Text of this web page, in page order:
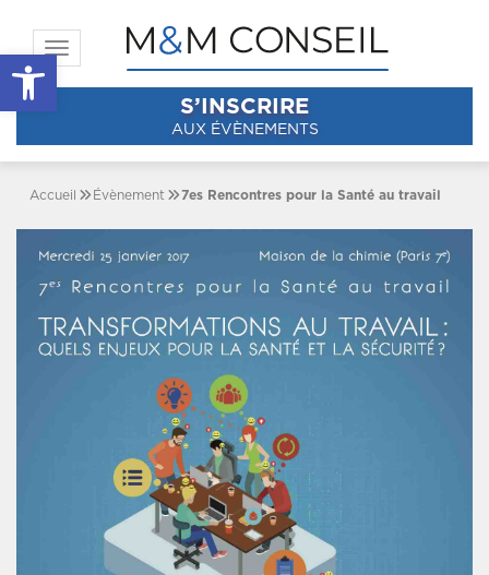
Ouvrir la barre d’outils
Toggle navigation
S’INSCRIRE
AUX ÉVÈNEMENTS
Accueil Évènement 7es Rencontres pour la Santé au travail